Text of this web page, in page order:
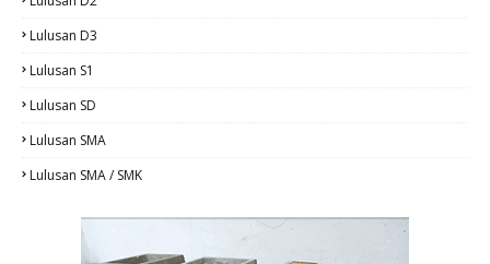
Lulusan D3
Lulusan S1
Lulusan SD
Lulusan SMA
Lulusan SMA / SMK